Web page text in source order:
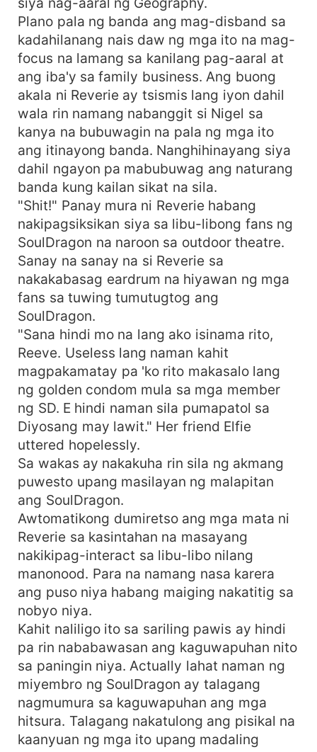
Plano pala ng banda ang mag-disband sa
kadahilanang nais daw ng mga ito na mag-
focus na lamang sa kanilang pag-aaral at
ang iba'y sa family business. Ang buong
akala ni Reverie ay tsismis lang iyon dahil
wala rin namang nabanggit si Nigel sa
kanya na bubuwagin na pala ng mga ito
ang itinayong banda. Nanghihinayang siya
dahil ngayon pa mabubuwag ang naturang
banda kung kailan sikat na sila.
"Shit!" Panay mura ni Reverie habang
nakipagsiksikan siya sa libu-libong fans ng
SoulDragon na naroon sa outdoor theatre.
Sanay na sanay na si Reverie sa
nakakabasag eardrum na hiyawan ng mga
fans sa tuwing tumutugtog ang
SoulDragon.
"Sana hindi mo na lang ako isinama rito,
Reeve. Useless lang naman kahit
magpakamatay pa 'ko rito makasalo lang
ng golden condom mula sa mga member
ng SD. E hindi naman sila pumapatol sa
Diyosang may lawit." Her friend Elfie
uttered hopelessly.
Sa wakas ay nakakuha rin sila ng akmang
puwesto upang masilayan ng malapitan
ang SoulDragon.
Awtomatikong dumiretso ang mga mata ni
Reverie sa kasintahan na masayang
nakikipag-interact sa libu-libo nilang
manonood. Para na namang nasa karera
ang puso niya habang maiging nakatitig sa
nobyo niya.
Kahit naliligo ito sa sariling pawis ay hindi
pa rin nababawasan ang kaguwapuhan nito
sa paningin niya. Actually lahat naman ng
miyembro ng SoulDragon ay talagang
nagmumura sa kaguwapuhan ang mga
hitsura. Talagang nakatulong ang pisikal na
kaanyuan ng mga ito upang madaling